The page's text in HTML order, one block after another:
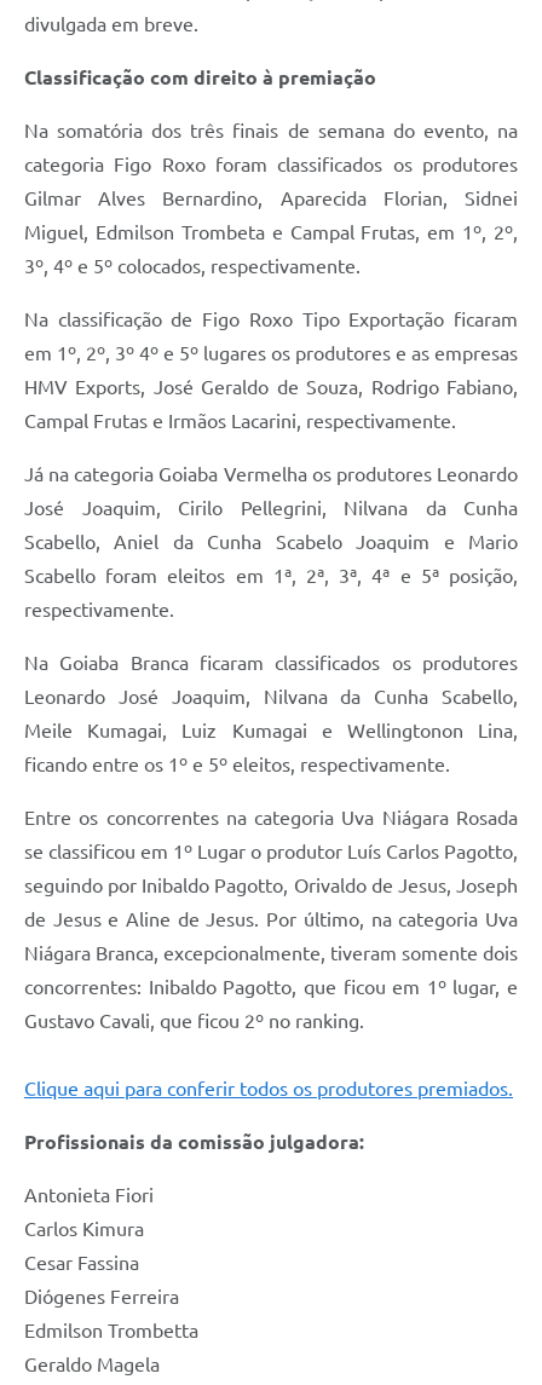
divulgada em breve.
Classificação com direito à premiação
Na somatória dos três finais de semana do evento, na
categoria Figo Roxo foram classificados os produtores
Gilmar Alves Bernardino, Aparecida Florian, Sidnei
Miguel, Edmilson Trombeta e Campal Frutas, em 1º, 2º,
3º, 4º e 5º colocados, respectivamente.
Na classificação de Figo Roxo Tipo Exportação ficaram
em 1º, 2º, 3º 4º e 5º lugares os produtores e as empresas
HMV Exports, José Geraldo de Souza, Rodrigo Fabiano,
Campal Frutas e Irmãos Lacarini, respectivamente.
Já na categoria Goiaba Vermelha os produtores Leonardo
José Joaquim, Cirilo Pellegrini, Nilvana da Cunha
Scabello, Aniel da Cunha Scabelo Joaquim e Mario
Scabello foram eleitos em 1ª, 2ª, 3ª, 4ª e 5ª posição,
respectivamente.
Na Goiaba Branca ficaram classificados os produtores
Leonardo José Joaquim, Nilvana da Cunha Scabello,
Meile Kumagai, Luiz Kumagai e Wellingtonon Lina,
ficando entre os 1º e 5º eleitos, respectivamente.
Entre os concorrentes na categoria Uva Niágara Rosada
se classificou em 1º Lugar o produtor Luís Carlos Pagotto,
seguindo por Inibaldo Pagotto, Orivaldo de Jesus, Joseph
de Jesus e Aline de Jesus. Por último, na categoria Uva
Niágara Branca, excepcionalmente, tiveram somente dois
concorrentes: Inibaldo Pagotto, que ficou em 1º lugar, e
Gustavo Cavali, que ficou 2º no ranking.
Clique aqui para conferir todos os produtores premiados.
Profissionais da comissão julgadora:
Antonieta Fiori
Carlos Kimura
Cesar Fassina
Diógenes Ferreira
Edmilson Trombetta
Geraldo Magela